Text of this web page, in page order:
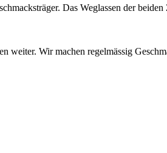
Das Weglassen der
Wir machen regelmässig